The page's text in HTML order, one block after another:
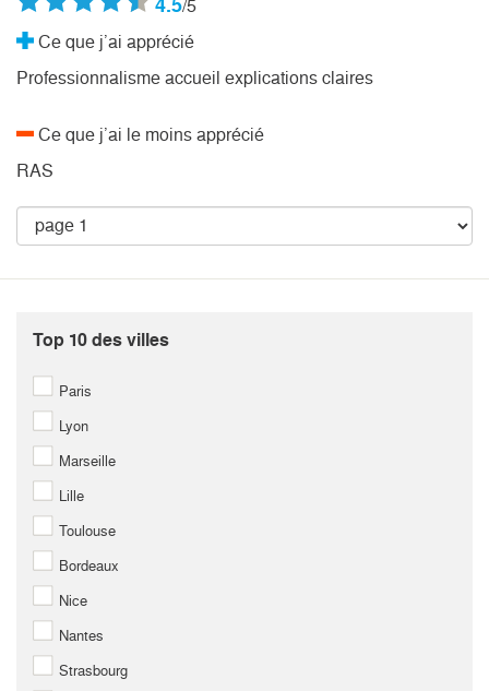
4.5/5
Ce que j’ai apprécié
Professionnalisme accueil explications claires
Ce que j’ai le moins apprécié
RAS
Top 10 des villes
Paris
Lyon
Marseille
Lille
Toulouse
Bordeaux
Nice
Nantes
Strasbourg